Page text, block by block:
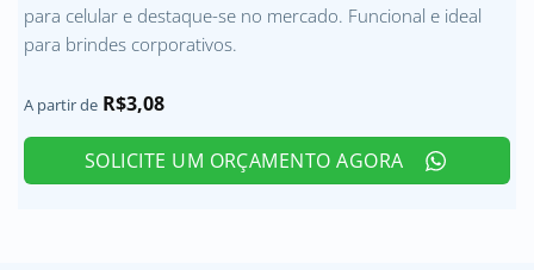
para celular e destaque-se no mercado. Funcional e ideal
para brindes corporativos.
A partir de R$3,08
SOLICITE UM ORÇAMENTO AGORA